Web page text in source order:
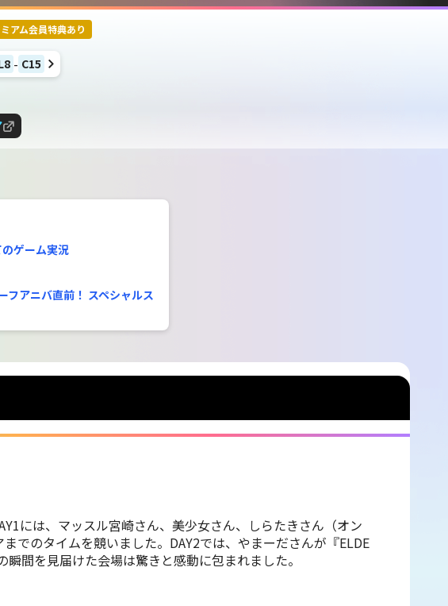
アム会員特典あり
- C15
ゲーム実況
フアニバ直前！ スペシャルス
には、マッスル宮崎さん、美少女さん、しらたきさん（オン
でのタイムを競いました。DAY2では、やまーださんが『ELDE
間を見届けた会場は驚きと感動に包まれました。